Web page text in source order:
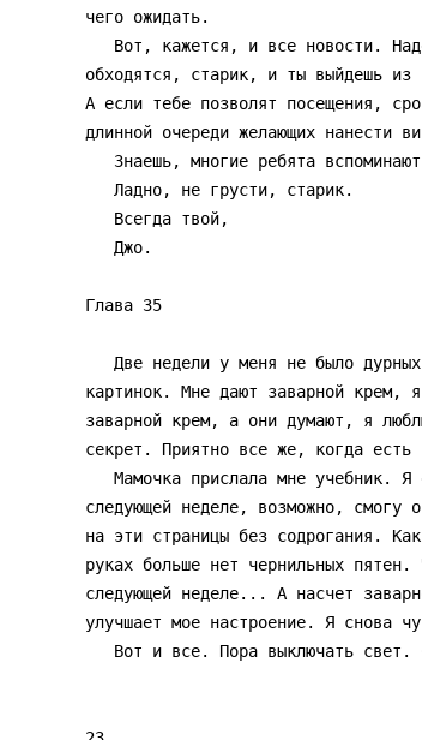
чего ожидать.
обходятся, старик, и ты выйдешь из
А если тебе позволят посещения,
длинной очереди желающих нанести
Глава 35
картинок. Мне дают заварной
заварной крем, а они думают, я
секрет. Приятно все же, когда есть
следующей неделе, возможно, смогу
на эти страницы без содрогания.
руках больше нет чернильных
следующей неделе... А насчет
улучшает мое настроение. Я снова